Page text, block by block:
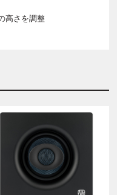
高さを調整